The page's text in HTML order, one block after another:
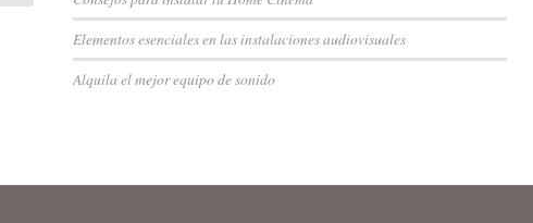
Elementos esenciales en las instalaciones audiovisuales
Alquila el mejor equipo de sonido